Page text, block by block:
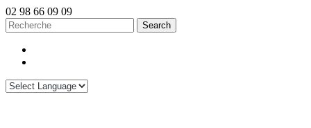
02 98 66 09 09